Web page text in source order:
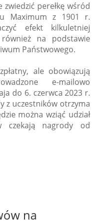
zwiedzić perełkę wśród
Maximum z 1901 r.
efekt kilkuletniej
na podstawie
Państwowego.
ale obowiązują
e-mailowo
do 6. czerwca 2023 r.
z uczestników otrzyma
można wziąć udział
czekają nagrody od
na